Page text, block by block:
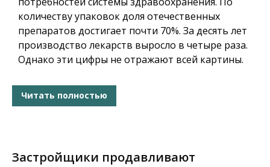
количеству упаковок доля отечественных
препаратов достигает почти 70%. За десять лет
производство лекарств выросло в четыре раза.
Однако эти цифры не отражают всей картины.
Читать полностью
Застройщики продавливают